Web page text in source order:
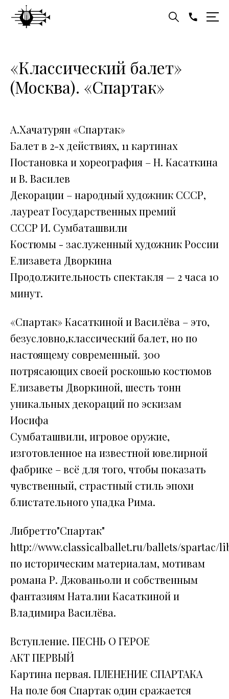
«Классический балет»
(Москва). «Спартак»
А.Хачатурян «Спартак»
Балет в 2-х действиях, 11 картинах
Постановка и хореография – Н. Касаткина
и В. Василев
Декорации – народный художник СССР,
лауреат Государственных премий
СССР И. Сумбаташвили
Костюмы - заслуженный художник России
Елизавета Дворкина
Продолжительность спектакля — 2 часа 10
минут.
«Спартак» Касаткиной и Василёва – это,
безусловно,классический балет, но по
настоящему современный. 300
потрясающих своей роскошью костюмов
Елизаветы Дворкиной, шесть тонн
уникальных декораций по эскизам
Иосифа
Сумбаташвили, игровое оружие,
изготовленное на известной ювелирной
фабрике – всё для того, чтобы показать
чувственный, страстный стиль эпохи
блистательного упадка Рима.
Либретто"Спартак"
http://www.classicalballet.ru/ballets/spartac/
по историческим материалам, мотивам
романа Р. Джованьоли и собственным
фантазиям Наталии Касаткиной и
Владимира Василёва.
Вступление. ПЕСНЬ О ГЕРОЕ
АКТ ПЕРВЫЙ
Картина первая. ПЛЕНЕНИЕ СПАРТАКА
На поле боя Спартак один сражается